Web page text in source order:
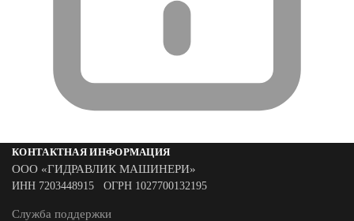
КОНТАКТНАЯ ИНФОРМАЦИЯ
ООО «ГИДРАВЛИК МАШИНЕРИ»
ИНН 7203448915 ОГРН 1027700132195
Служба поддержки